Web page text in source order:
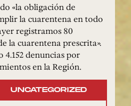
«la obligación de
la cuarentena en todo
registramos 80
la cuarentena prescrita».
denuncias por
en la Región.
UNCATEGORIZED